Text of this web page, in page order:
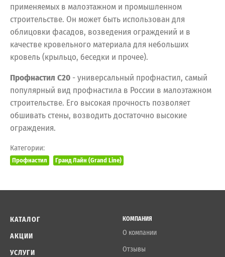
применяемых в малоэтажном и промышленном
строительстве. Он может быть использован для
облицовки фасадов, возведения ограждений и в
качестве кровельного материала для небольших
кровель (крыльцо, беседки и прочее).
Профнастил С20 - универсальный профнастил, самый
популярный вид профнастила в России в малоэтажном
строительстве. Его высокая прочность позволяет
обшивать стены, возводить достаточно высокие
ограждения.
Категории:
Профнастил Гранд Лайн (Grand Line)
КАТАЛОГ
АКЦИИ
УСЛУГИ
КОМПАНИЯ
О компании
Отзывы